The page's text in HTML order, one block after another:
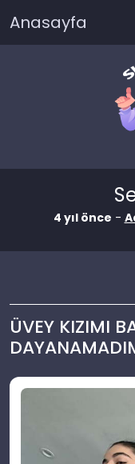
Anasayfa
4 yıl önce -
ÜVEY KIZIMI